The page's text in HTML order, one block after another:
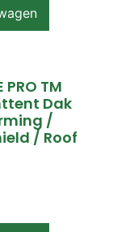
PRO TM
Dak
/
/ Roof